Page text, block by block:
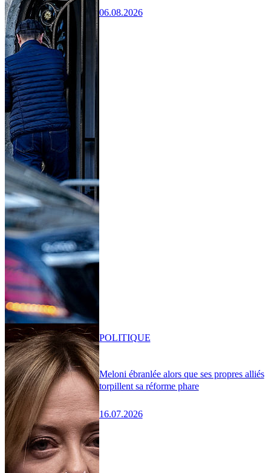
06.08.2026
Meloni ébranlée alors que ses propres alliés
torpillent sa réforme phare
16.07.2026
POLITIQUE